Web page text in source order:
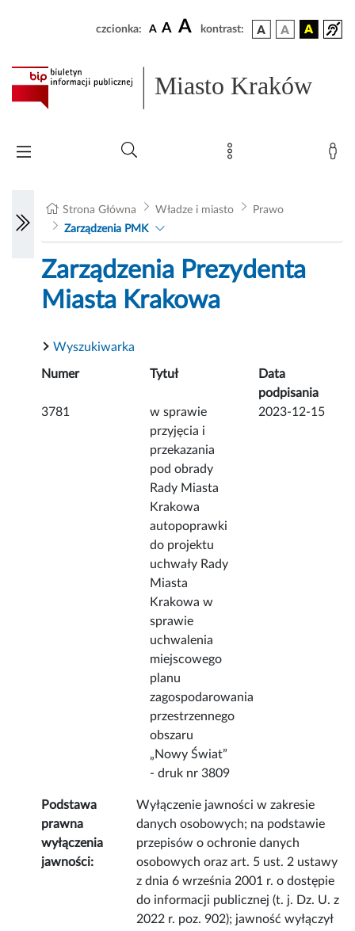
czcionka: A A A kontrast:
Miasto Kraków
Strona Główna Władze i miasto
Prawo
Zarządzenia PMK
Zarządzenia Prezydenta
Miasta Krakowa
Wyszukiwarka
Numer Tytuł
Data
podpisania
3781
w sprawie
przyjęcia i
przekazania
pod obrady
Rady Miasta
Krakowa
autopoprawki
do projektu
uchwały Rady
Miasta
Krakowa w
sprawie
uchwalenia
miejscowego
planu
zagospodarowania
przestrzennego
obszaru
„Nowy Świat”
- druk nr 3809
2023-12-15
Podstawa
prawna
wyłączenia
jawności:
Wyłączenie jawności w zakresie
danych osobowych; na podstawie
przepisów o ochronie danych
osobowych oraz art. 5 ust. 2 ustawy
z dnia 6 września 2001 r. o dostępie
do informacji publicznej (t. j. Dz. U. z
2022 r. poz. 902); jawność wyłączył